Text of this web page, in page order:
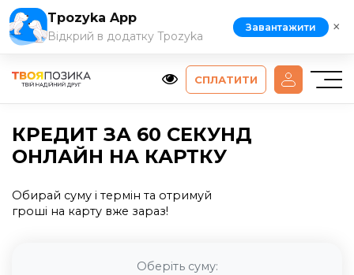
СПЛАТИТИ
КРЕДИТ ЗА 60 СЕКУНД
ОНЛАЙН НА КАРТКУ
Обирай суму і термін та отримуй
гроші на карту вже зараз!
Оберіть суму:
Tpozyka App
Відкрий в додатку Tpozyka
Завантажити ×